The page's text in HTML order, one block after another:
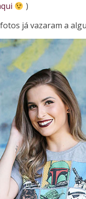
)
já vazaram a